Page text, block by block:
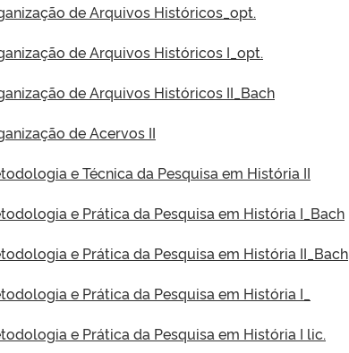
de Arquivos Históricos_opt.
de Arquivos Históricos I_opt.
de Arquivos Históricos II_Bach
de Acervos II
e Técnica da Pesquisa em História II
e Prática da Pesquisa em História I_Bach
e Prática da Pesquisa em História II_Bach
e Prática da Pesquisa em História I_
e Prática da Pesquisa em História I lic.